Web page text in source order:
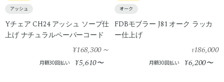
アッシュ
Yチェア CH24 アッシュ ソープ仕
上げ ナチュラルペーパーコード
¥168,300～
月額30回払い ¥5,610〜
オーク
FDBモブラー J81 オーク ラッカ
ー仕上げ
¥186,000
月額30回払い ¥6,200〜